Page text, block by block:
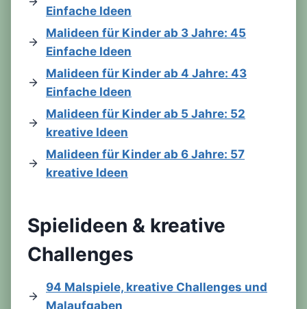
Einfache Ideen
Malideen für Kinder ab 3 Jahre: 45
Einfache Ideen
Malideen für Kinder ab 4 Jahre: 43
Einfache Ideen
Malideen für Kinder ab 5 Jahre: 52
kreative Ideen
Malideen für Kinder ab 6 Jahre: 57
kreative Ideen
Spielideen & kreative
Challenges
94 Malspiele, kreative Challenges und
Malaufgaben